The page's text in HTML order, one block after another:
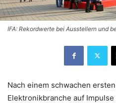
IFA: Rekordwerte bei Ausstellern und
Nach einem schwachen
Elektronikbranche auf